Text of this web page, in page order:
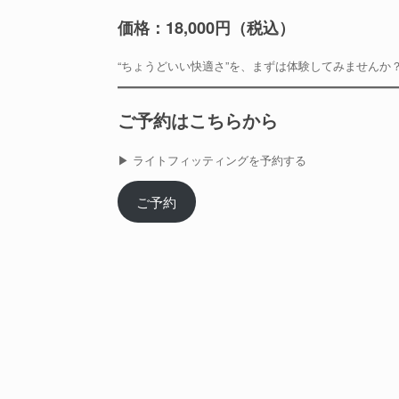
価格：18,000円（税込）
“ちょうどいい快適さ”を、まずは体験してみませんか
ご予約はこちらから
▶︎ ライトフィッティングを予約する
ご予約